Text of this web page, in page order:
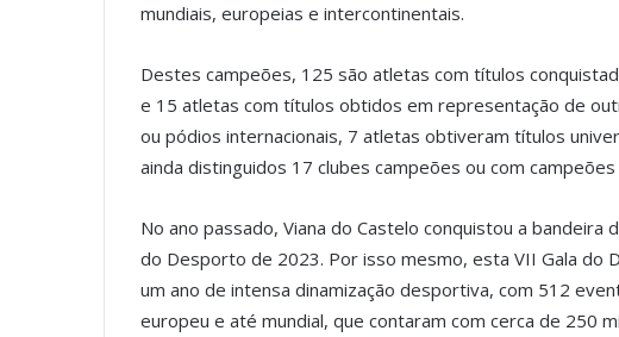
mundiais, europeias e intercontinentais.
Destes campeões, 125 são atletas com títulos
e 15 atletas com títulos obtidos em representação de
ou pódios internacionais, 7 atletas obtiveram títulos
ainda distinguidos 17 clubes campeões ou com campeões
No ano passado, Viana do Castelo conquistou a bandeira
do Desporto de 2023. Por isso mesmo, esta VII Gala do
um ano de intensa dinamização desportiva, com 512
europeu e até mundial, que contaram com cerca de 250